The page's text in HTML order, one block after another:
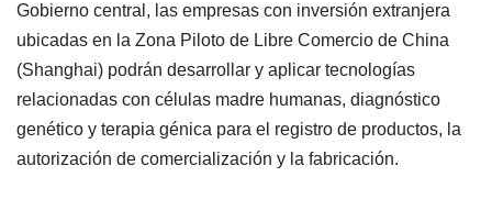
Gobierno central, las empresas con inversión extranjera
ubicadas en la Zona Piloto de Libre Comercio de China
(Shanghai) podrán desarrollar y aplicar tecnologías
relacionadas con células madre humanas, diagnóstico
genético y terapia génica para el registro de productos, la
autorización de comercialización y la fabricación.